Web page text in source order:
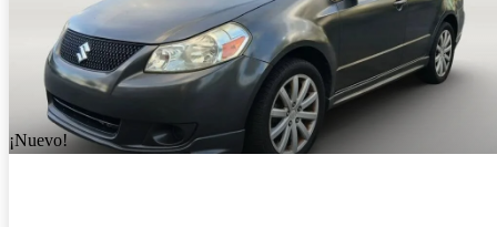
¡Nuevo!